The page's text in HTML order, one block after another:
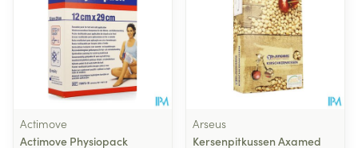
Actimove
Actimove Physiopack
Arseus
Kersenpitkussen Axamed